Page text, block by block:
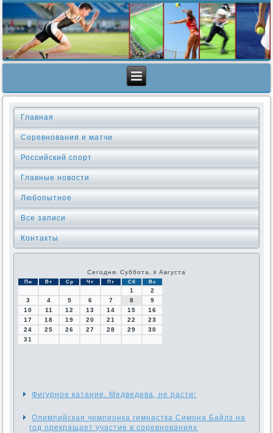
Главная
Соревнования и матчи
Российский спорт
Главные новости
Любопытное
Все записи
Контакты
Сегодня: Суббота, 8 Августа
Пн Вт Ср Чт Пт Сб Вс
1
2
3
4 5 6 7 8
9
10
11 12 13 14 15
16
17
18 19 20 21 22
23
24
25 26 27 28 29
30
31
Фигурное катание. Медведева, не расти!
Олимпийская чемпионка гимнастка Симона Байлз на
год прекращает участие в соревнованиях